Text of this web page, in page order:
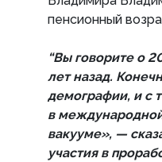
пенсионный
“Вы говорите о
лет назад.
демографии, и с
в
вакууме», —
участия в